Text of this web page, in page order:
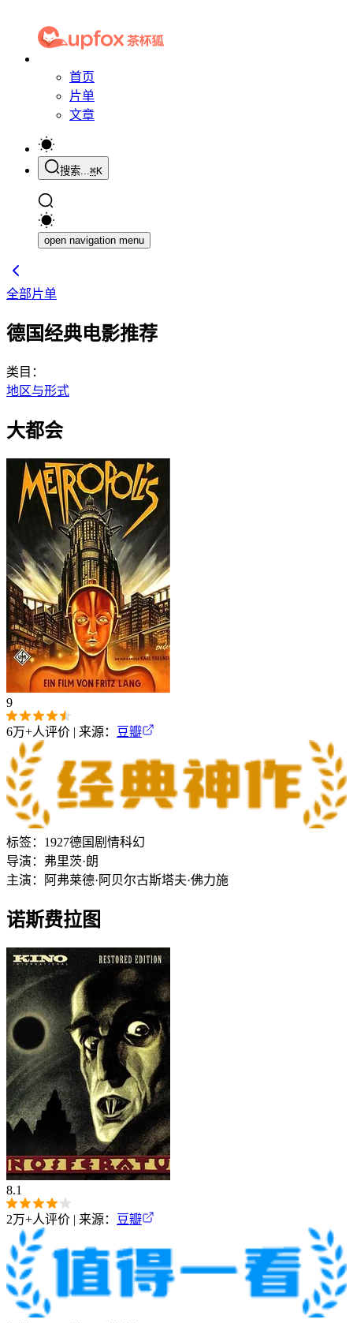
首页
片单
文章
搜索...⌘K
open navigation menu
全部片单
德国经典电影推荐
类目：
地区与形式
大都会
9
6万+人评价 | 来源： 豆瓣
标签： 1927德国 剧情科幻
导演： 弗里茨·朗
主演：
阿弗莱德·阿贝尔古斯塔夫·佛力施
诺斯费拉图
8.1
2万+人评价 | 来源： 豆瓣